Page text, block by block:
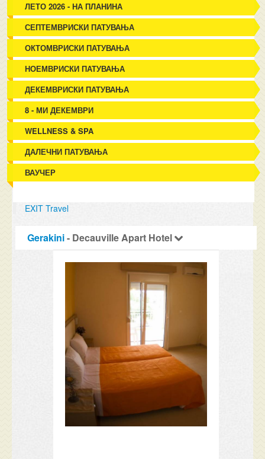
ЛЕТО 2026 - НА ПЛАНИНА
СЕПТЕМВРИСКИ ПАТУВАЊА
ОКТОМВРИСКИ ПАТУВАЊА
НОЕМВРИСКИ ПАТУВАЊА
ДЕКЕМВРИСКИ ПАТУВАЊА
8 - МИ ДЕКЕМВРИ
WELLNESS & SPA
ДАЛЕЧНИ ПАТУВАЊА
ВАУЧЕР
EXIT Travel
Gerakini- Decauville Apart Hotel